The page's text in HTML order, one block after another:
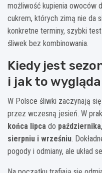
możliwość kupienia owoców
cukrem, których zimą nie da
konkretne terminy, szybki
śliwek bez kombinowania.
Kiedy jest
i jak to
W Polsce śliwki zaczynają
przez wczesną jesień. W
końca lipca do października
sierpniu i wrześniu.
pogody i odmiany, ale układ